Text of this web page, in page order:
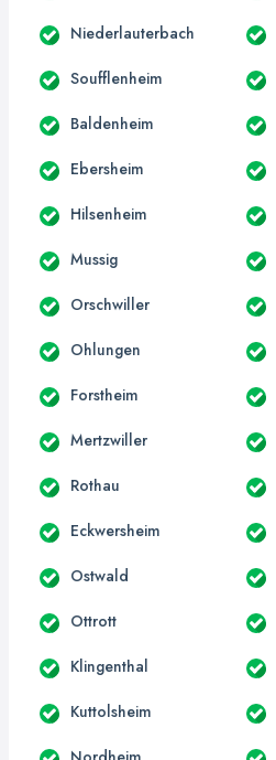
Niederlauterbach
Soufflenheim
Baldenheim
Ebersheim
Hilsenheim
Mussig
Orschwiller
Ohlungen
Forstheim
Mertzwiller
Rothau
Eckwersheim
Ostwald
Ottrott
Klingenthal
Kuttolsheim